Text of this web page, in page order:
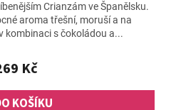
produktu
je
4,4
5
hvězdiček.
Kč
KOŠÍKU
Crianzám ve Španělsku.
aroma třešní, moruší a na
kombinaci s čokoládou a...